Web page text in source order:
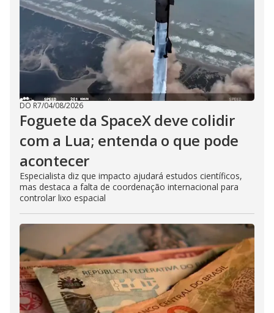
DO R7/04/08/2026
Foguete da SpaceX deve colidir
com a Lua; entenda o que pode
acontecer
Especialista diz que impacto ajudará estudos científicos,
mas destaca a falta de coordenação internacional para
controlar lixo espacial